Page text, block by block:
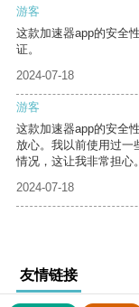
游客
这款加速器app的安全
证。
2024-07-18
游客
这款加速器app的安全
放心。我以前使用过一
情况，这让我非常担心。
2024-07-18
友情链接